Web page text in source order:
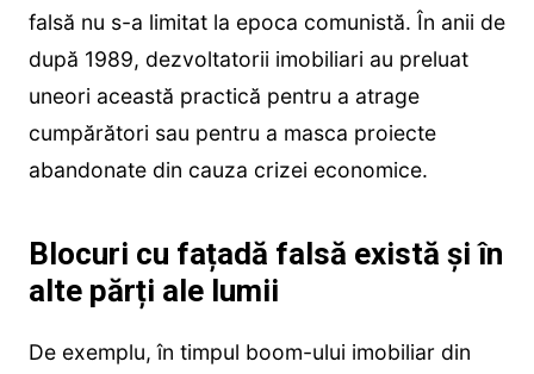
falsă nu s-a limitat la epoca comunistă. În anii de
după 1989, dezvoltatorii imobiliari au preluat
uneori această practică pentru a atrage
cumpărători sau pentru a masca proiecte
abandonate din cauza crizei economice.
Blocuri cu fațadă falsă există și în
alte părți ale lumii
De exemplu, în timpul boom-ului imobiliar din